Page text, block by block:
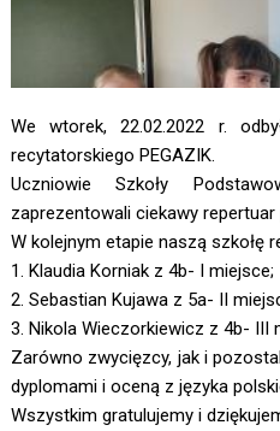
We wtorek, 22.02.2022 r.
recytatorskiego PEGAZIK.
Uczniowie Szkoły
zaprezentowali ciekawy
W kolejnym etapie naszą szkołę
1. Klaudia Korniak z 4b- I miejsce;
2. Sebastian Kujawa z 5a- II
3. Nikola Wieczorkiewicz z 4b- III
Zarówno zwycięzcy, jak i
dyplomami i oceną z języka
Wszystkim gratulujemy i